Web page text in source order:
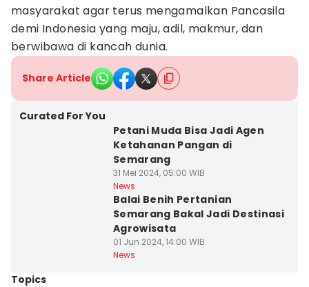
masyarakat agar terus mengamalkan Pancasila
demi Indonesia yang maju, adil, makmur, dan
berwibawa di kancah dunia.
Share Article
Curated For You
Petani Muda Bisa Jadi Agen
Ketahanan Pangan di
Semarang
31 Mei 2024, 05:00 WIB
News
Balai Benih Pertanian
Semarang Bakal Jadi Destinasi
Agrowisata
01 Jun 2024, 14:00 WIB
News
Topics